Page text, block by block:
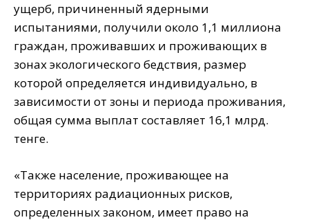
ущерб, причиненный ядерными
испытаниями, получили около 1,1 миллиона
граждан, проживавших и проживающих в
зонах экологического бедствия, размер
которой определяется индивидуально, в
зависимости от зоны и периода проживания,
общая сумма выплат составляет 16,1 млрд.
тенге.
«Также население, проживающее на
территориях радиационных рисков,
определенных законом, имеет право на